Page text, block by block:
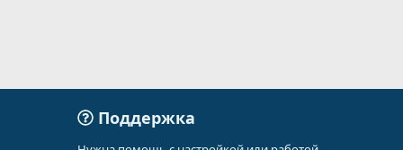
Поддержка